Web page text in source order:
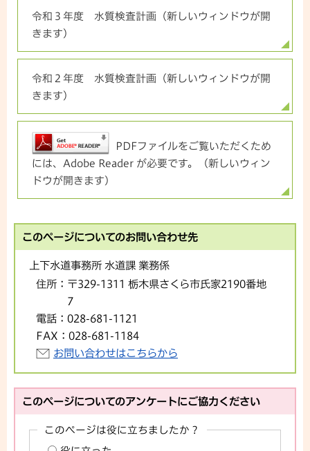
令和３年度 水質検査計画（新しいウィンドウが開
きます）
令和２年度 水質検査計画（新しいウィンドウが開
きます）
PDFファイルをご覧いただくため
には、Adobe Reader が必要です。（新しいウィン
ドウが開きます）
このページについてのお問い合わせ先
上下水道事務所 水道課 業務係
住所： 〒329-1311 栃木県さくら市氏家2190番地
7
電話： 028-681-1121
FAX： 028-681-1184
お問い合わせはこちらから
このページについてのアンケートにご協力ください
このページは役に立ちましたか？